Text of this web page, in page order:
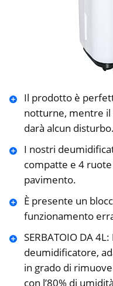
Il prodotto è
notturne, mentre il
darà alcun disturbo.
I nostri
compatte e 4
pavimento.
È presente un
funzionamento
SERBATOIO DA
deumidificatore,
in grado di
con l’80% di